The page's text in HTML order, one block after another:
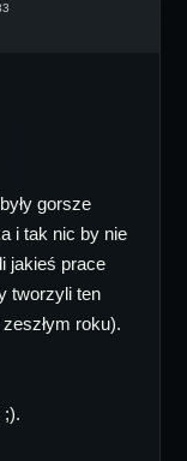
gorsze
i tak nic by nie
jakieś prace
tworzyli ten
roku).
;).